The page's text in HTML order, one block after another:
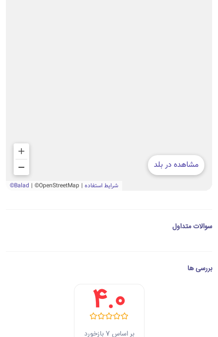
سوالات متداول
بررسی ها
4.0
بر اساس 7 بازخورد